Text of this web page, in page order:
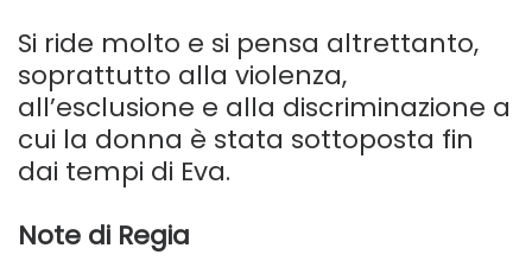
Si ride molto e si pensa altrettanto,
soprattutto alla violenza,
all’esclusione e alla discriminazione a
cui la donna è stata sottoposta fin
dai tempi di Eva.
Note di Regia